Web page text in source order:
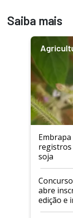
Saiba mais
registros
soja
abre
edição e
cafés